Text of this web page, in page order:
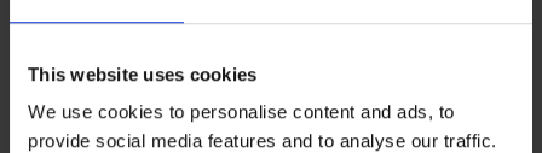
This website uses cookies
We use cookies to personalise content and ads, to
provide social media features and to analyse our traffic.